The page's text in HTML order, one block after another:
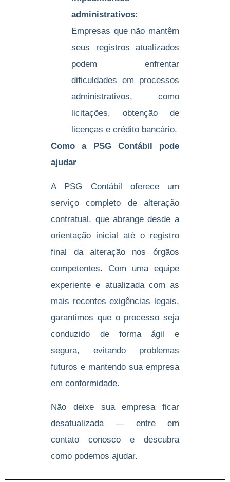
administrativos:
Empresas que não mantêm
seus registros atualizados
podem enfrentar
dificuldades em processos
administrativos, como
licitações, obtenção de
licenças e crédito bancário.
Como a PSG Contábil pode
ajudar
A PSG Contábil oferece um
serviço completo de alteração
contratual, que abrange desde a
orientação inicial até o registro
final da alteração nos órgãos
competentes. Com uma equipe
experiente e atualizada com as
mais recentes exigências legais,
garantimos que o processo seja
conduzido de forma ágil e
segura, evitando problemas
futuros e mantendo sua empresa
em conformidade.
Não deixe sua empresa ficar
desatualizada — entre em
contato conosco e descubra
como podemos ajudar.